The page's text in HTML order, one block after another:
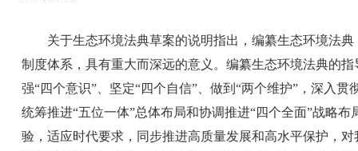
关于生态环境法典草案的说明指出，编纂生态环境法典
制度体系，具有重大而深远的意义。编纂生态环境法典的
强“四个意识”、坚定“四个自信”、做到“两个维护”，深入
统筹推进“五位一体”总体布局和协调推进“四个全面”战略
验，适应时代要求，同步推进高质量发展和高水平保护，